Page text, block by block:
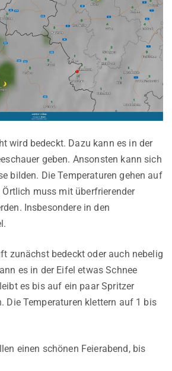
wird bedeckt. Dazu kann es in der
geben. Ansonsten kann sich
bilden. Die Temperaturen gehen auf
muss mit überfrierender
Insbesondere in den
zunächst bedeckt oder auch nebelig
es in der Eifel etwas Schnee
es bis auf ein paar Spritzer
Die Temperaturen klettern auf 1 bis
einen schönen Feierabend, bis